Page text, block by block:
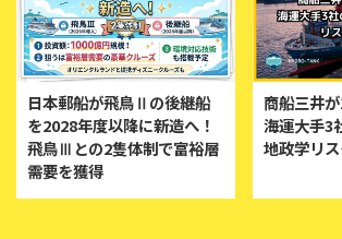
日本郵船が飛鳥Ⅱの後継船
を2028年度以降に新造へ！
飛鳥Ⅲとの2隻体制で富裕層
需要を獲得
商船三井
海運大手3
地政学リ